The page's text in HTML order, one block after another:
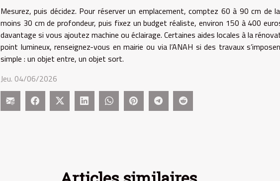
Mesurez, puis décidez. Pour réserver un emplacement, comptez 60 à 90 cm de
moins 30 cm de profondeur, puis fixez un budget réaliste, environ 150 à 400
davantage si vous ajoutez machine ou éclairage. Certaines aides locales à la
point lumineux, renseignez-vous en mairie ou via l’ANAH si des travaux
simple : un objet entre, un objet sort.
Jeu. 04/06/2026